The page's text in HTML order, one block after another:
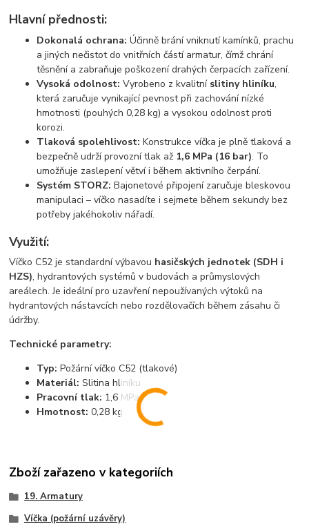
Hlavní přednosti:
Dokonalá ochrana: Účinně brání vniknutí kamínků, prachu
a jiných nečistot do vnitřních částí armatur, čímž chrání
těsnění a zabraňuje poškození drahých čerpacích zařízení.
Vysoká odolnost: Vyrobeno z kvalitní slitiny hliníku,
která zaručuje vynikající pevnost při zachování nízké
hmotnosti (pouhých 0,28 kg) a vysokou odolnost proti
korozi.
Tlaková spolehlivost: Konstrukce víčka je plně tlaková a
bezpečně udrží provozní tlak až 1,6 MPa (16 bar). To
umožňuje zaslepení větví i během aktivního čerpání.
Systém STORZ: Bajonetové připojení zaručuje bleskovou
manipulaci – víčko nasadíte i sejmete během sekundy bez
potřeby jakéhokoliv nářadí.
Využití:
Víčko C52 je standardní výbavou hasičských jednotek (SDH i
HZS), hydrantových systémů v budovách a průmyslových
areálech. Je ideální pro uzavření nepoužívaných výtoků na
hydrantových nástavcích nebo rozdělovačích během zásahu či
údržby.
Technické parametry:
Typ: Požární víčko C52 (tlakové)
Materiál: Slitina hliníku
Pracovní tlak: 1,6 MPa
Hmotnost: 0,28 kg
Zboží zařazeno v kategoriích
19. Armatury
Víčka (požární uzávěry)